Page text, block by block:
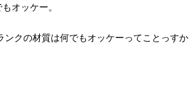
オッケー。
クの材質は何でもオッケーってことっすか